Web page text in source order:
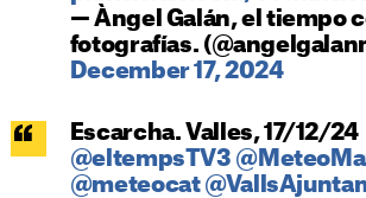
— Àngel Galán, el tiempo
fotografías.
December 17, 2024
Escarcha. Valles, 17/12/24
@eltempsTV3
@meteocat